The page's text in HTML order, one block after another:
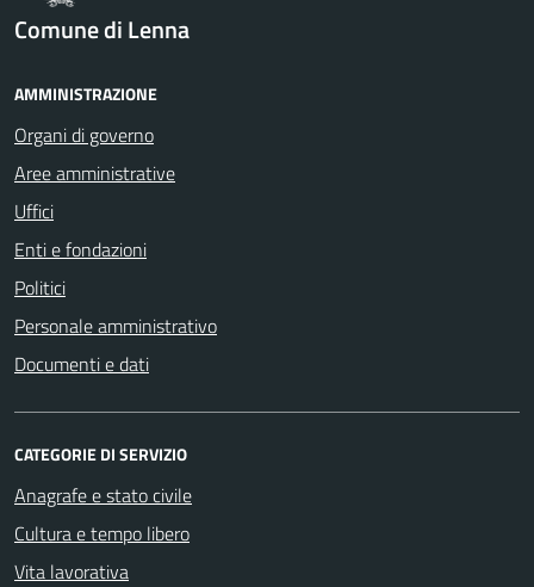
Comune di Lenna
AMMINISTRAZIONE
Organi di governo
Aree amministrative
Uffici
Enti e fondazioni
Politici
Personale amministrativo
Documenti e dati
CATEGORIE DI SERVIZIO
Anagrafe e stato civile
Cultura e tempo libero
Vita lavorativa